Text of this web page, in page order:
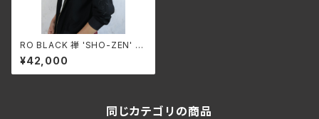
RO BLACK 禅 'SHO-ZEN' (h
ooded type)single short bl
ouson(ragran sleeve)
¥42,000
同じカテゴリの商品